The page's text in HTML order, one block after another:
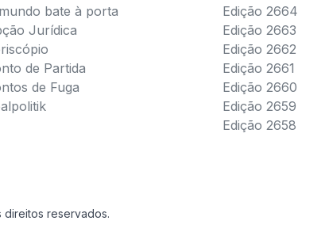
bate à porta
Jurídica
de Partida
de Fuga
Edição 2664
Edição 2663
Edição 2662
Edição 2661
Edição 2660
Edição 2659
Edição 2658
direitos reservados.